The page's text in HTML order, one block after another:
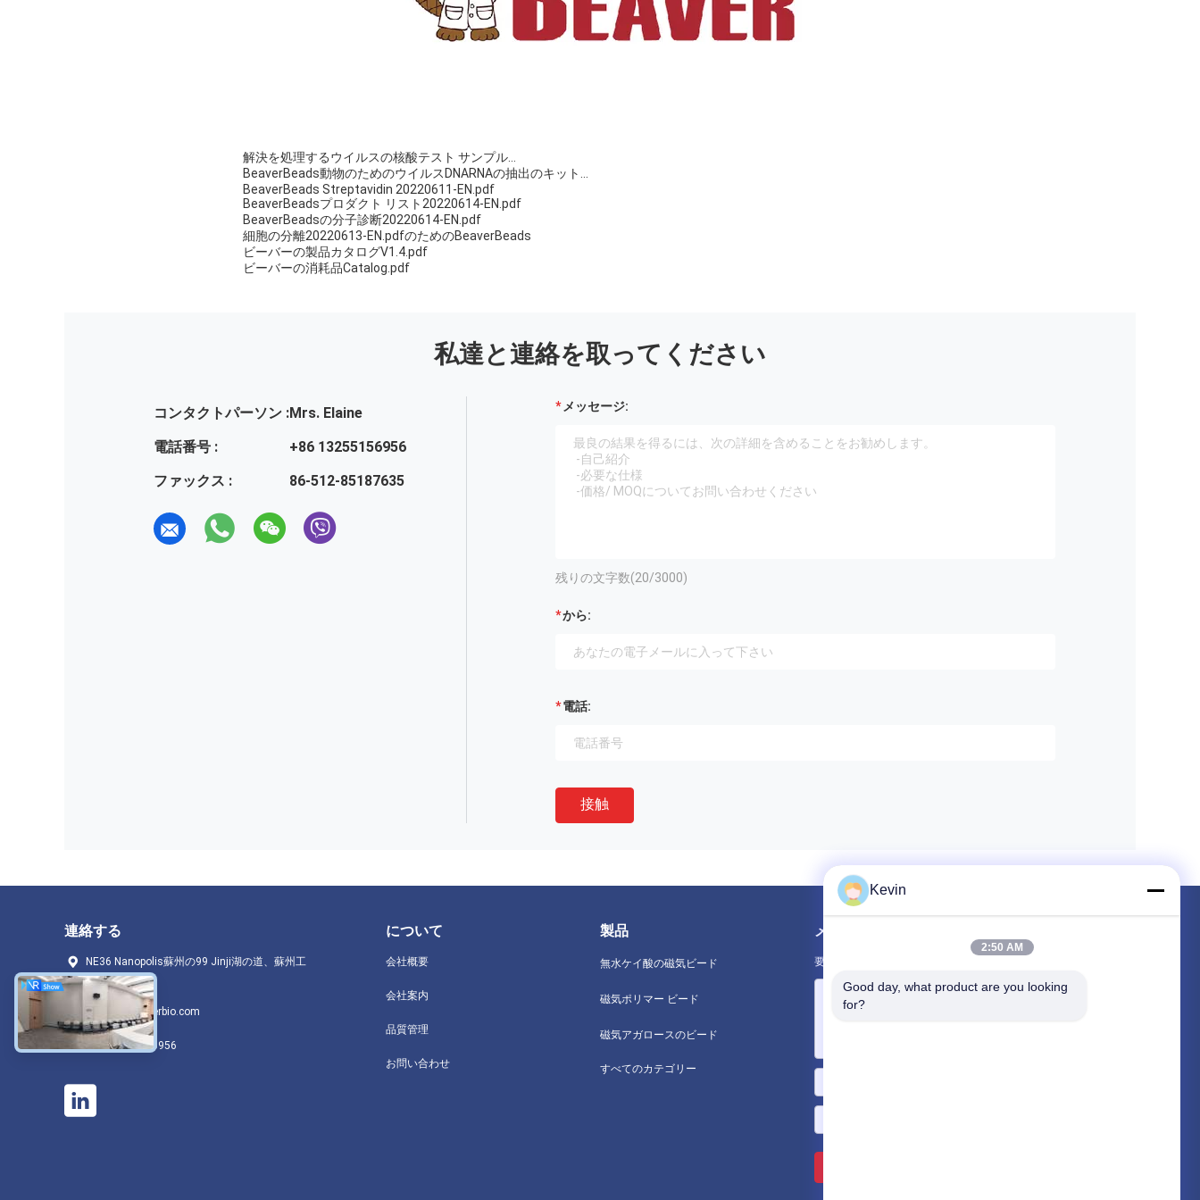
解決を処理するウイルスの核酸テスト サンプル…
BeaverBeads動物のためのウイルスDNARNAの抽出のキット…
BeaverBeads Streptavidin 20220611-EN.pdf
BeaverBeadsプロダクト リスト20220614-EN.pdf
BeaverBeadsの分子診断20220614-EN.pdf
細胞の分離20220613-EN.pdfのためのBeaverBeads
ビーバーの製品カタログV1.4.pdf
ビーバーの消耗品Catalog.pdf
私達と連絡を取ってください
コンタクトパーソン :Mrs. Elaine
電話番号 :
+86 13255156956
ファックス :
86-512-85187635
メッセージ:
残りの文字数(20/3000)
から:
電話:
接触
連絡する
NE36 Nanopolis蘇州の99 Jinji湖の道、蘇州工
業団地
service@beaverbio.com
+86 13255156956
について
会社概要
会社案内
品質管理
お問い合わせ
製品
無水ケイ酸の磁気ビード
磁気ポリマー ビード
磁気アガロースのビード
すべてのカテゴリー
メールでお問い合わせ
要件をお知らせください。最高の商品をお届けします。
Kevin
2:50 AM
Good day, what product are you looking
for?